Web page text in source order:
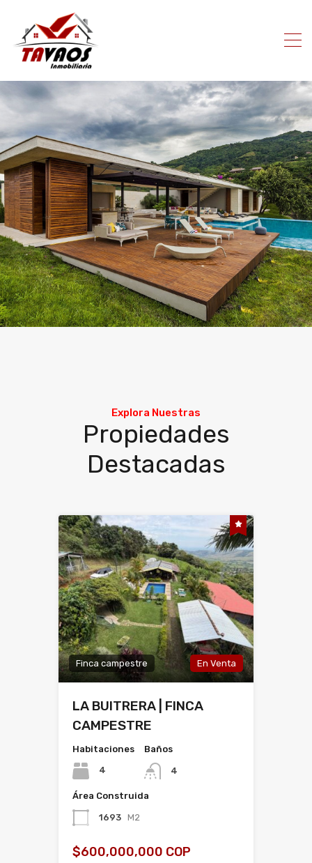
Explora Nuestras
Propiedades
Destacadas
Finca campestre En Venta
LA BUITRERA | FINCA
CAMPESTRE
Habitaciones
4
Baños
4
Área Construida
1693 M2
$600,000,000 COP